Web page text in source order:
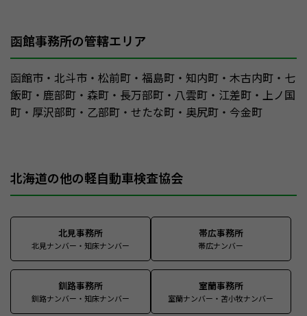
函館事務所の管轄エリア
函館市・北斗市・松前町・福島町・知内町・木古内町・七
飯町・鹿部町・森町・長万部町・八雲町・江差町・上ノ国
町・厚沢部町・乙部町・せたな町・奥尻町・今金町
北海道の他の軽自動車検査協会
北見事務所
北見ナンバー・知床ナンバー
帯広事務所
帯広ナンバー
釧路事務所
釧路ナンバー・知床ナンバー
室蘭事務所
室蘭ナンバー・苫小牧ナンバー